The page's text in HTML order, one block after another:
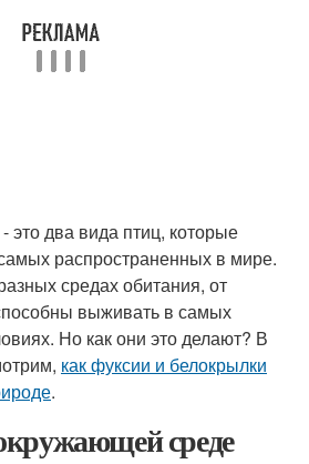
- это два вида птиц, которые
распространенных в мире.
средах обитания, от
выживать в самых
Но как они это делают? В
как фуксии и белокрылки
.
среде